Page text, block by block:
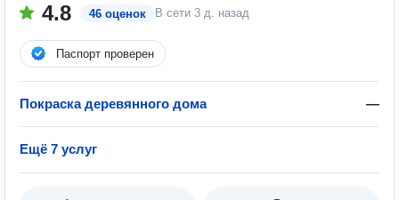
4.8 46 оценок В сети 3 д. назад
Паспорт проверен
Покраска деревянного дома —
Ещё 7 услуг